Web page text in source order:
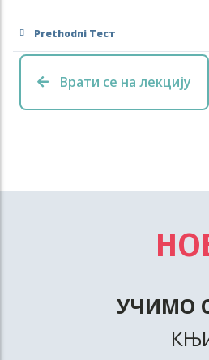
Prethodni Тест
Врати се на лекцију
УЧИМО